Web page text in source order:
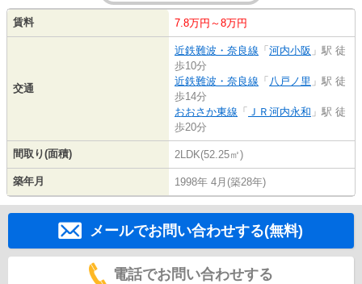
賃料 7.8万円～8万円
交通
近鉄難波・奈良線 「 河内小阪 」駅 徒
歩10分
近鉄難波・奈良線 「 八戸ノ里 」駅 徒
歩14分
おおさか東線 「 ＪＲ河内永和 」駅 徒
歩20分
間取り(面積) 2LDK(52.25㎡)
築年月 1998年 4月(築28年)
メールでお問い合わせする(無料)
電話でお問い合わせする